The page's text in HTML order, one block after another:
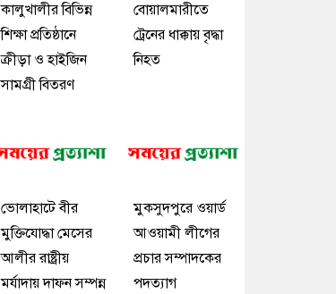
কালুখালীর বিভিন্ন
শিক্ষা প্রতিষ্ঠানে
ক্রীড়া ও হাইজিন
সামগ্রী বিতরণ
বোয়ালমারীতে
ট্রেনের ধাক্কায় বৃদ্ধা
নিহত
ভোলাহাটে বীর
মুক্তিযোদ্ধা মেসের
আলীর রাষ্ট্রীয়
মর্যাদায় দাফন সম্পন্ন
মুকসুদপুরে ওয়ার্ড
আওয়ামী লীগের
প্রচার সম্পাদকের
পদত্যাগ